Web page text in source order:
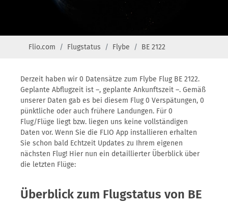
Flio.com Flugstatus Flybe BE 2122
Derzeit haben wir 0 Datensätze zum Flybe Flug BE 2122.
Geplante Abflugzeit ist –, geplante Ankunftszeit –. Gemäß
unserer Daten gab es bei diesem Flug 0 Verspätungen, 0
pünktliche oder auch frühere Landungen. Für 0
Flug/Flüge liegt bzw. liegen uns keine vollständigen
Daten vor. Wenn Sie die FLIO App installieren erhalten
Sie schon bald Echtzeit Updates zu Ihrem eigenen
nächsten Flug! Hier nun ein detaillierter Überblick über
die letzten Flüge:
Überblick zum Flugstatus von BE